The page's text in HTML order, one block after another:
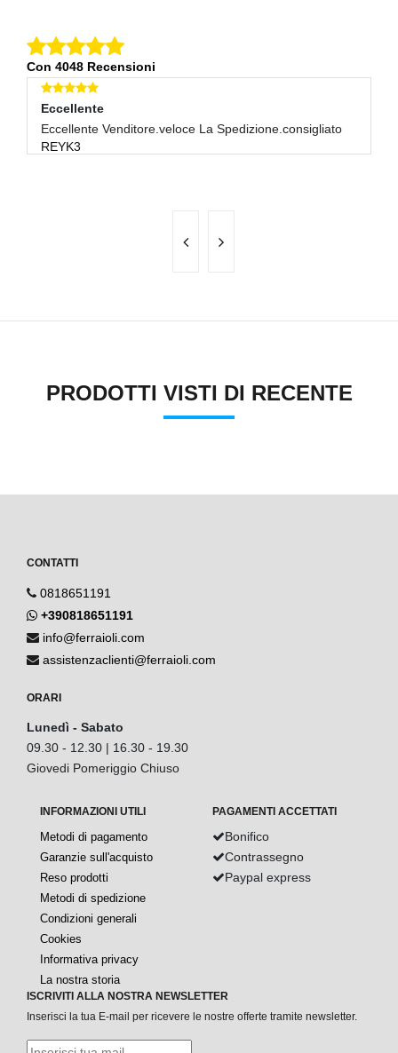
Con 4048 Recensioni
Eccellente
Eccellente Venditore.veloce La Spedizione.consigliato
REYK3
Eccellente
Ottimo Venditore Consigliato
PORTOS_2012
PRODOTTI VISTI DI RECENTE
CONTATTI
0818651191
+390818651191
info@ferraioli.com
assistenzaclienti@ferraioli.com
ORARI
Lunedì - Sabato
09.30 - 12.30 | 16.30 - 19.30
Giovedi Pomeriggio Chiuso
INFORMAZIONI UTILI
Metodi di pagamento
Garanzie sull'acquisto
Reso prodotti
Metodi di spedizione
Condizioni generali
Cookies
Informativa privacy
La nostra storia
PAGAMENTI ACCETTATI
Bonifico
Contrassegno
Paypal express
ISCRIVITI ALLA NOSTRA NEWSLETTER
Inserisci la tua E-mail per ricevere le nostre offerte tramite newsletter.